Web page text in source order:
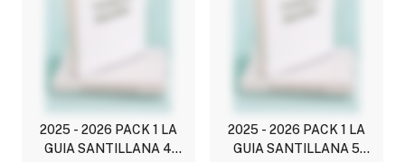
2025 - 2026 PACK 1 LA
GUIA SANTILLANA 4
2025 - 2026 PACK 1 LA
GUIA SANTILLANA 5